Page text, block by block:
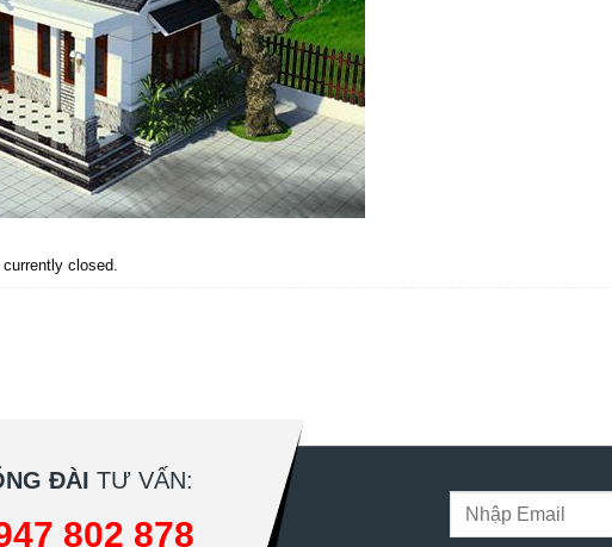
closed.
ĐÀI TƯ VẤN:
802 878